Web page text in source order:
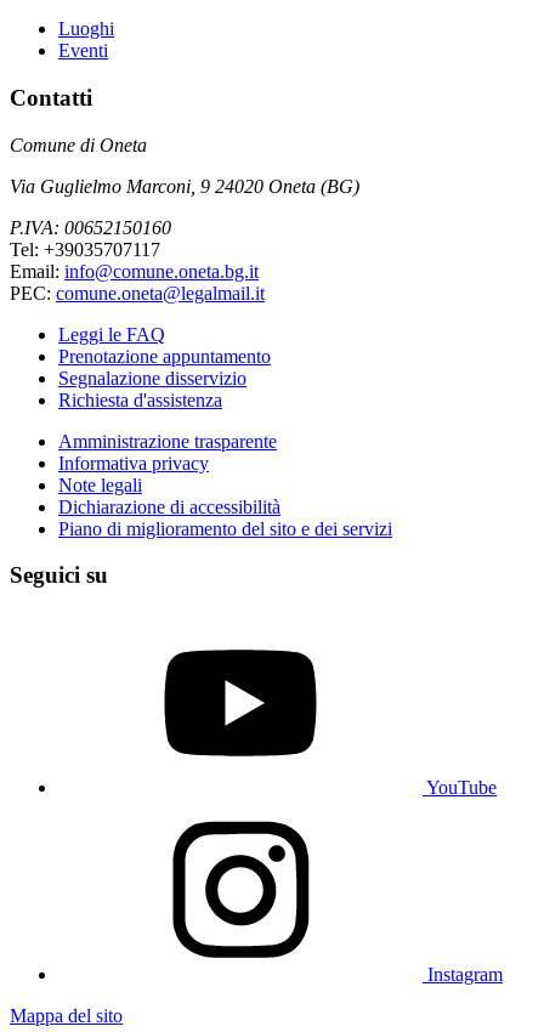
Luoghi
Eventi
Contatti
Comune di Oneta
Via Guglielmo Marconi, 9 24020 Oneta (BG)
P.IVA: 00652150160
Tel: +39035707117
Email: info@comune.oneta.bg.it
PEC: comune.oneta@legalmail.it
Leggi le FAQ
Prenotazione appuntamento
Segnalazione disservizio
Richiesta d'assistenza
Amministrazione trasparente
Informativa privacy
Note legali
Dichiarazione di accessibilità
Piano di miglioramento del sito e dei servizi
Seguici su
YouTube
Instagram
Mappa del sito